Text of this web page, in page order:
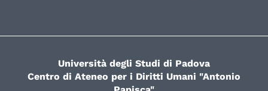
Università degli Studi di Padova
Centro di Ateneo per i Diritti Umani "Antonio